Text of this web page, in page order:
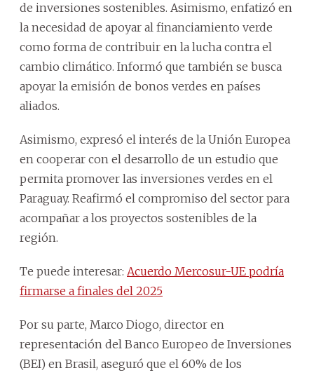
de inversiones sostenibles. Asimismo, enfatizó en
la necesidad de apoyar al financiamiento verde
como forma de contribuir en la lucha contra el
cambio climático. Informó que también se busca
apoyar la emisión de bonos verdes en países
aliados.
Asimismo, expresó el interés de la Unión Europea
en cooperar con el desarrollo de un estudio que
permita promover las inversiones verdes en el
Paraguay. Reafirmó el compromiso del sector para
acompañar a los proyectos sostenibles de la
región.
Te puede interesar: Acuerdo Mercosur-UE podría
firmarse a finales del 2025
Por su parte, Marco Diogo, director en
representación del Banco Europeo de Inversiones
(BEI) en Brasil, aseguró que el 60% de los